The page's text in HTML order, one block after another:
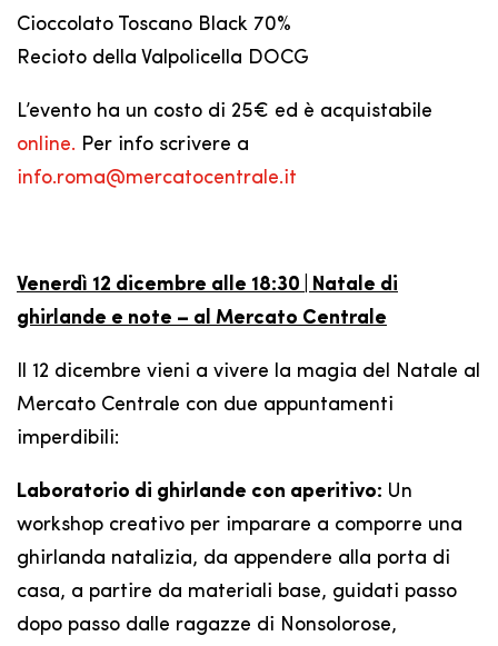
Cioccolato Toscano Black 70%
Recioto della Valpolicella DOCG
L’evento ha un costo di 25€ ed è acquistabile
online. Per info scrivere a
info.roma@mercatocentrale.it
Venerdì 12 dicembre alle 18:30 | Natale di
ghirlande e note – al Mercato Centrale
Il 12 dicembre vieni a vivere la magia del Natale al
Mercato Centrale con due appuntamenti
imperdibili:
Laboratorio di ghirlande con aperitivo: Un
workshop creativo per imparare a comporre una
ghirlanda natalizia, da appendere alla porta di
casa, a partire da materiali base, guidati passo
dopo passo dalle ragazze di Nonsolorose,